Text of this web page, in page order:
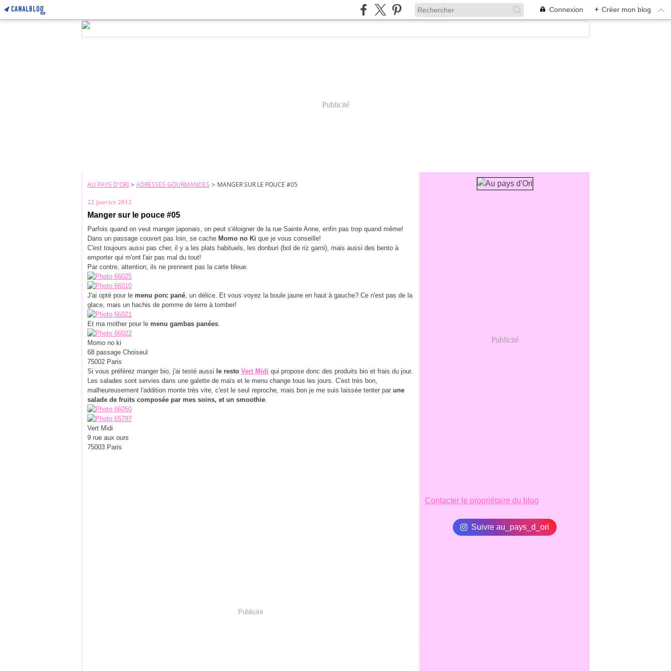
Connexion + Créer mon blog
Publicité
AU PAYS D'ORI > ADRESSES GOURMANDES > MANGER SUR LE POUCE #05
22 janvier 2012
Manger sur le pouce #05
Parfois quand on veut manger japonais, on peut s'éloigner de la rue Sainte Anne, enfin pas trop quand même!
Dans un passage couvert pas loin, se cache Momo no Ki que je vous conseille!
C'est toujours aussi pas cher, il y a les plats habituels, les donburi (bol de riz garni), mais aussi des bento à
emporter qui m'ont l'air pas mal du tout!
Par contre, attention, ils ne prennent pas la carte bleue.
J'ai opté pour le menu porc pané, un délice. Et vous voyez la boule jaune en haut à gauche? Ce n'est pas de la
glace, mais un hachis de pomme de terre à tomber!
Et ma mother pour le menu gambas panées.
Momo no ki
68 passage Choiseul
75002 Paris
Si vous préférez manger bio, j'ai testé aussi le resto Vert Midi qui propose donc des produits bio et frais du jour.
Les salades sont servies dans une galette de maïs et le menu change tous les jours. C'est très bon,
malheureusement l'addition monte très vite, c'est le seul reproche, mais bon je me suis laissée tenter par une
salade de fruits composée par mes soins, et un smoothie.
Vert Midi
9 rue aux ours
75003 Paris
Publicité
Publicité
Contacter le propriétaire du blog
Suivre au_pays_d_ori